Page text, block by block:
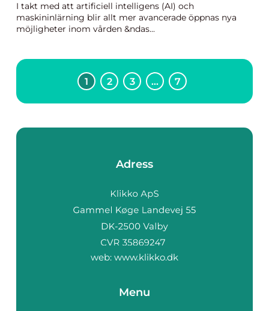
I takt med att artificiell intelligens (AI) och
maskininlärning blir allt mer avancerade öppnas nya
möjligheter inom vården &ndas...
1 2 3 … 7
Adress
web: www.klikko.dk
Menu